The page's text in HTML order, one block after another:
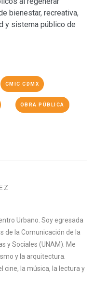
bienestar, recreativa,
y sistema público de
CMIC CDMX
OBRA PÚBLICA
Urbano. Soy egresada
de la Comunicación de la
y Sociales (UNAM). Me
y la arquitectura.
cine, la música, la lectura y